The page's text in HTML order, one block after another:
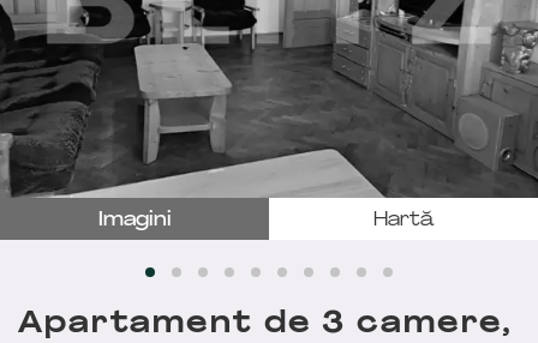
Imagini Hartă
Apartament de 3 camere,